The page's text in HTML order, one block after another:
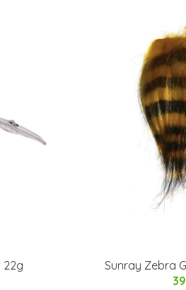
22g
Sunray Zebra